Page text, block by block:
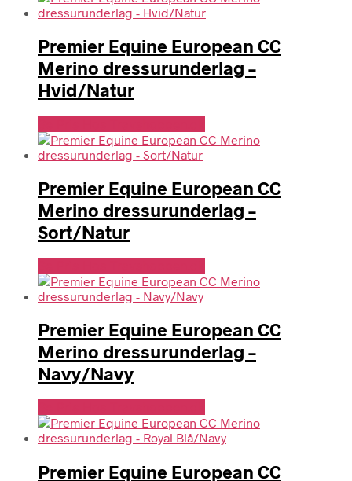
Premier Equine European CC
Merino dressurunderlag –
Hvid/Natur
Premier Equine European CC
Merino dressurunderlag –
Sort/Natur
Premier Equine European CC
Merino dressurunderlag –
Navy/Navy
Premier Equine European CC